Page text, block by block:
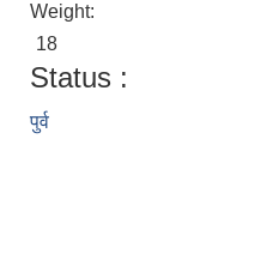
Weight:
18
Status :
पुर्व